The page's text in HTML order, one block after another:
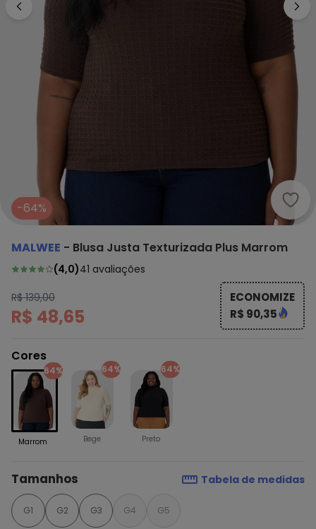
-64%
MALWEE - Blusa Justa Texturizada Plus Marrom
(4,0)41 avaliações
R$ 139,00
R$ 48,65
ECONOMIZE
R$ 90,35
Cores
64%
Marrom
64%
Bege
64%
Preto
Tamanhos Tabela de medidas
G1 G2 G3 G4 G5